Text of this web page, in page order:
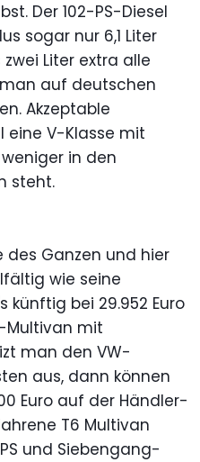
Der 102-PS-Diesel
sogar nur 6,1 Liter
Liter extra alle
auf deutschen
Akzeptable
eine V-Klasse mit
in den
steht.
Ganzen und hier
wie seine
künftig bei 29.952 Euro
Multivan mit
man den VW-
aus, dann können
Euro auf der Händler-
T6 Multivan
und Siebengang-